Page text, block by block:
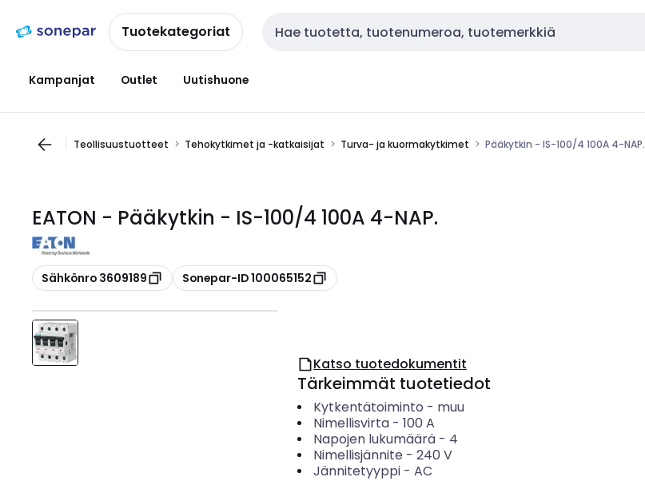
navigointiinsisältöönTuotekategoriat Haku
Kampanjat Outlet Uutishuone
Teollisuustuotteet Tehokytkimet ja -katkaisijat Turva- ja kuormakytkimet Pääkytkin - IS-100/4 100A 4-NAP.
EATON - Pääkytkin - IS-100/4 100A 4-NAP.
Kopioi
Sähkönro 3609189 Kopioi
Sonepar-ID 100065152
Katso tuotedokumentit
Tärkeimmät tuotetiedot
Kytkentätoiminto - muu
Nimellisvirta- 100 A
Napojen lukumäärä- 4
Nimellisjännite - 240 V
Jännitetyyppi- AC